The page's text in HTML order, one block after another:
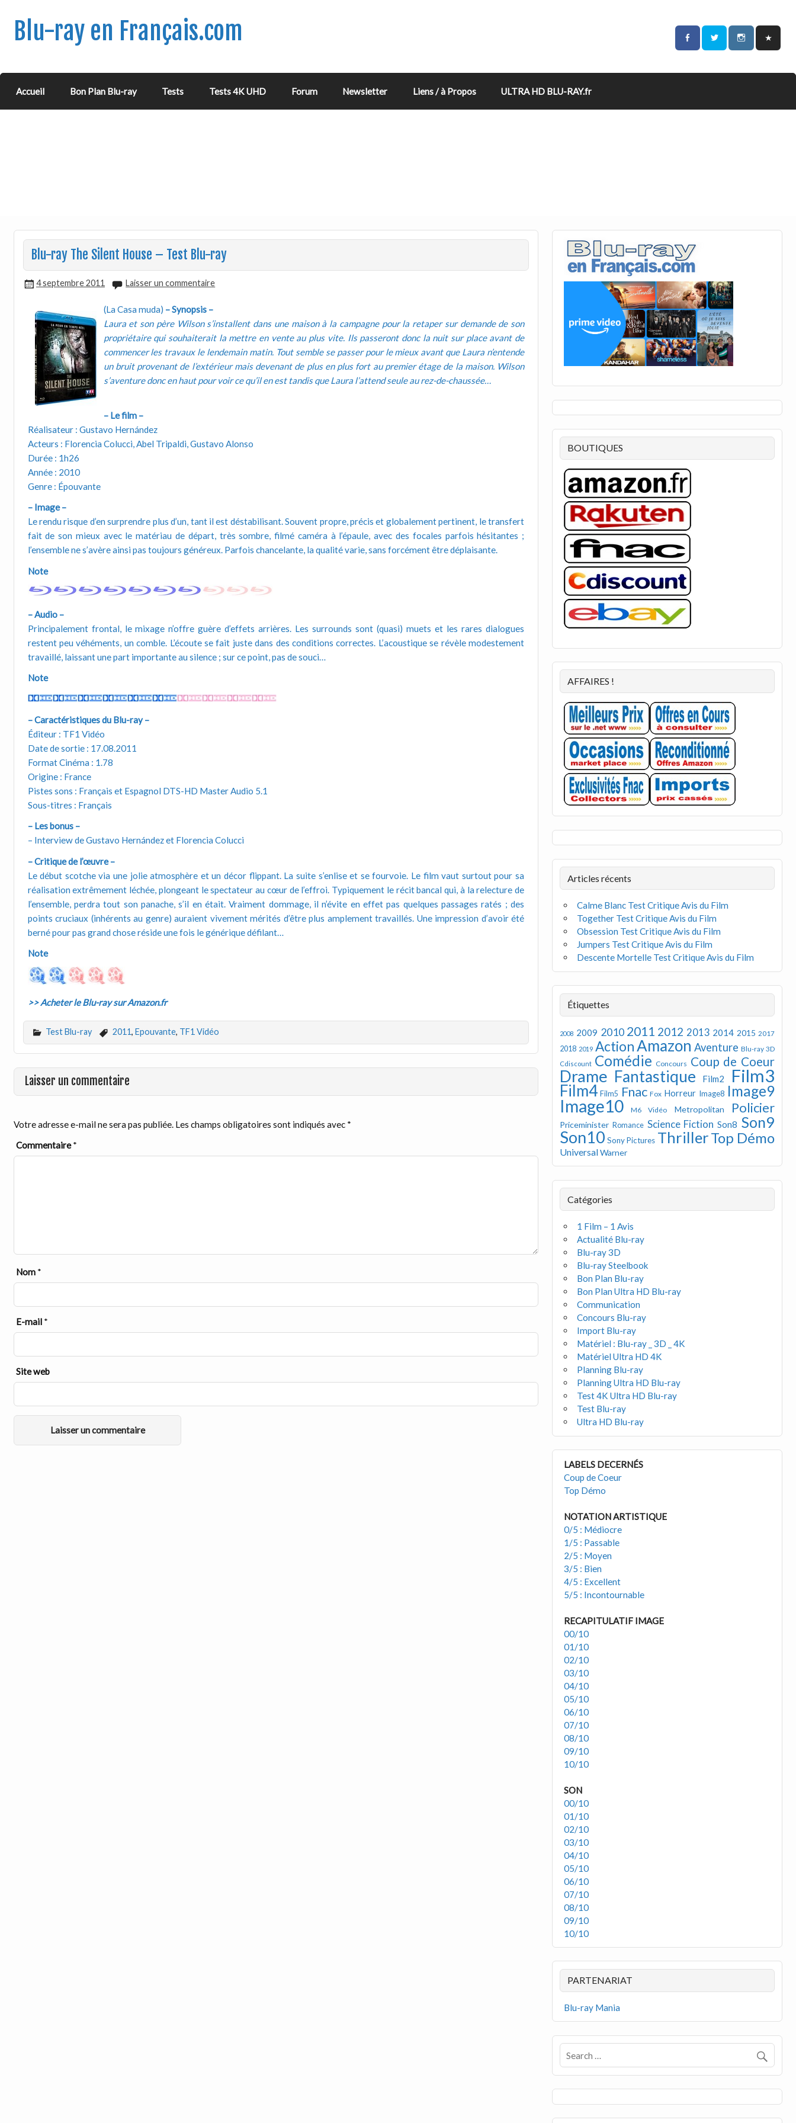
Blu-ray en Français.com
Accueil Bon Plan Blu-ray Tests Tests 4K UHD Forum Newsletter Liens / à Propos ULTRA HD BLU-RAY.fr
Blu-ray The Silent House – Test Blu-ray
4 septembre 2011 Laisser un commentaire
(La Casa muda) – Synopsis –
Laura et son père Wilson s’installent dans une maison à la campagne pour la retaper sur demande de son
propriétaire qui souhaiterait la mettre en vente au plus vite. Ils passeront donc la nuit sur place avant de
commencer les travaux le lendemain matin. Tout semble se passer pour le mieux avant que Laura n’entende
un bruit provenant de l’extérieur mais devenant de plus en plus fort au premier étage de la maison. Wilson
s’aventure donc en haut pour voir ce qu’il en est tandis que Laura l’attend seule au rez-de-chaussée…
– Le film –
Réalisateur : Gustavo Hernández
Acteurs : Florencia Colucci, Abel Tripaldi, Gustavo Alonso
Durée : 1h26
Année : 2010
Genre : Épouvante
– Image –
Le rendu risque d’en surprendre plus d’un, tant il est déstabilisant. Souvent propre, précis et globalement pertinent, le transfert
fait de son mieux avec le matériau de départ, très sombre, filmé caméra à l’épaule, avec des focales parfois hésitantes ;
l’ensemble ne s’avère ainsi pas toujours généreux. Parfois chancelante, la qualité varie, sans forcément être déplaisante.
Note
– Audio –
Principalement frontal, le mixage n’offre guère d’effets arrières. Les surrounds sont (quasi) muets et les rares dialogues
restent peu véhéments, un comble. L’écoute se fait juste dans des conditions correctes. L’acoustique se révèle modestement
travaillé, laissant une part importante au silence ; sur ce point, pas de souci…
Note
– Caractéristiques du Blu-ray –
Éditeur : TF1 Vidéo
Date de sortie : 17.08.2011
Format Cinéma : 1.78
Origine : France
Pistes sons : Français et Espagnol DTS-HD Master Audio 5.1
Sous-titres : Français
– Les bonus –
– Interview de Gustavo Hernández et Florencia Colucci
– Critique de l’œuvre –
Le début scotche via une jolie atmosphère et un décor flippant. La suite s’enlise et se fourvoie. Le film vaut surtout pour sa
réalisation extrêmement léchée, plongeant le spectateur au cœur de l’effroi. Typiquement le récit bancal qui, à la relecture de
l’ensemble, perdra tout son panache, s’il en était. Vraiment dommage, il n’évite en effet pas quelques passages ratés ; des
points cruciaux (inhérents au genre) auraient vivement mérités d’être plus amplement travaillés. Une impression d’avoir été
berné pour pas grand chose réside une fois le générique défilant…
Note
>> Acheter le Blu-ray sur Amazon.fr
Test Blu-ray 2011, Epouvante, TF1 Vidéo
Laisser un commentaire
Votre adresse e-mail ne sera pas publiée. Les champs obligatoires sont indiqués avec *
Commentaire*
Nom *
E-mail *
Site web
BOUTIQUES
AFFAIRES !
Articles récents
Calme Blanc Test Critique Avis du Film
Together Test Critique Avis du Film
Obsession Test Critique Avis du Film
Jumpers Test Critique Avis du Film
Descente Mortelle Test Critique Avis du Film
Étiquettes
2008 2009 2010 2011 2012 2013 2014 2015 2017
2018 2019 ActionAmazon Aventure Blu-ray 3D
Cdiscount Comédie Concours Coup de Coeur
Drame Fantastique Film2 Film3
Film4 Film5 Fnac Fox Horreur Image8 Image9
Image10 M6 Vidéo Metropolitan Policier
Priceminister Romance Science Fiction Son8 Son9
Son10 Sony Pictures ThrillerTop Démo
UniversalWarner
Catégories
1 Film – 1 Avis
Actualité Blu-ray
Blu-ray 3D
Blu-ray Steelbook
Bon Plan Blu-ray
Bon Plan Ultra HD Blu-ray
Communication
Concours Blu-ray
Import Blu-ray
Matériel : Blu-ray _ 3D _ 4K
Matériel Ultra HD 4K
Planning Blu-ray
Planning Ultra HD Blu-ray
Test 4K Ultra HD Blu-ray
Test Blu-ray
Ultra HD Blu-ray
LABELS DECERNÉS
Coup de Coeur
Top Démo
NOTATION ARTISTIQUE
0/5 : Médiocre
1/5 : Passable
2/5 : Moyen
3/5 : Bien
4/5 : Excellent
5/5 : Incontournable
RECAPITULATIF IMAGE
00/10
01/10
02/10
03/10
04/10
05/10
06/10
07/10
08/10
09/10
10/10
SON
00/10
01/10
02/10
03/10
04/10
05/10
06/10
07/10
08/10
09/10
10/10
PARTENARIAT
Blu-ray Mania